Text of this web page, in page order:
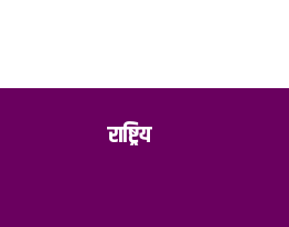
राष्ट्रिय